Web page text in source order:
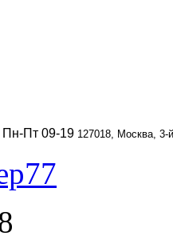
Пт 09-19 127018, Москва,